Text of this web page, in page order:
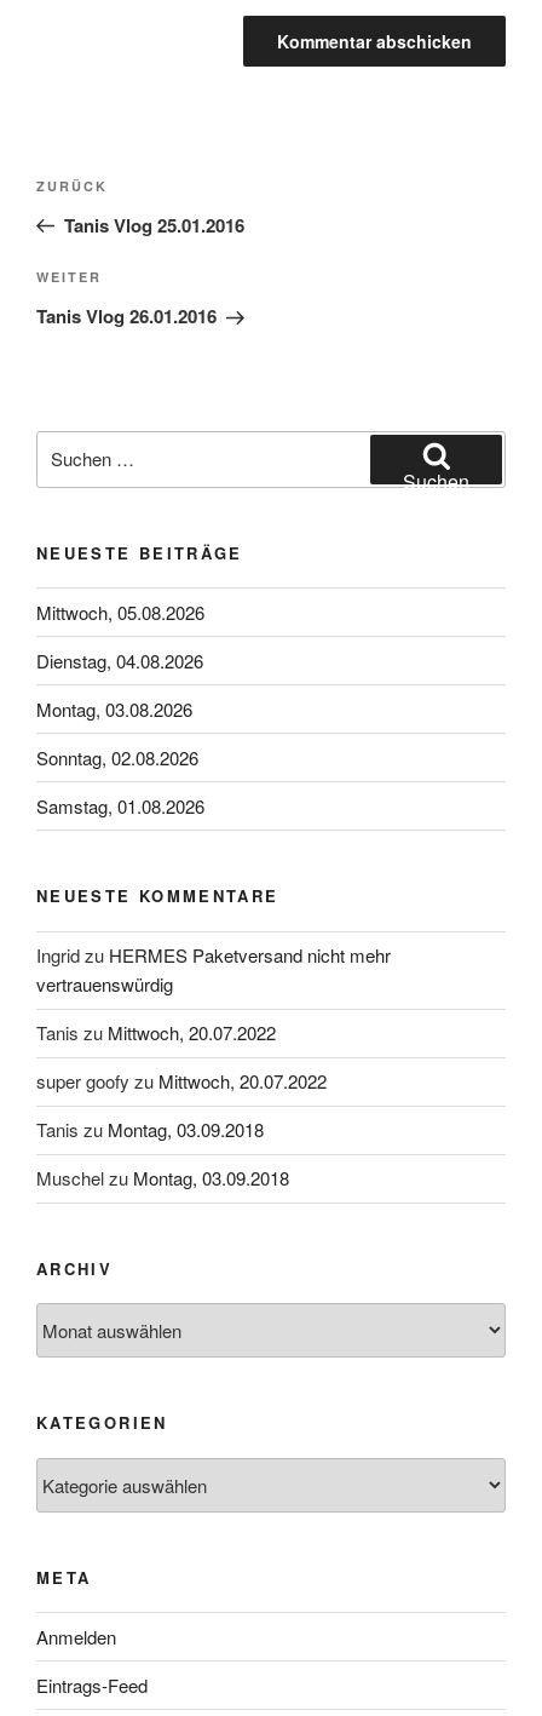
Beitragsnavigation
Vorheriger
Beitrag
ZURÜCK
Tanis Vlog 25.01.2016
Nächster
Beitrag
WEITER
Tanis Vlog 26.01.2016
nach:
Suchen
NEUESTE BEITRÄGE
Mittwoch, 05.08.2026
Dienstag, 04.08.2026
Montag, 03.08.2026
Sonntag, 02.08.2026
Samstag, 01.08.2026
NEUESTE KOMMENTARE
Ingridzu HERMES Paketversand nicht mehr
vertrauenswürdig
Tanis zu Mittwoch, 20.07.2022
super goofy zu Mittwoch, 20.07.2022
Tanis zu Montag, 03.09.2018
Muschelzu Montag, 03.09.2018
ARCHIV
KATEGORIEN
META
Anmelden
Eintrags-Feed